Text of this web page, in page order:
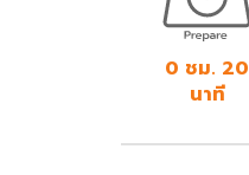
0 ชม. 20
นาที